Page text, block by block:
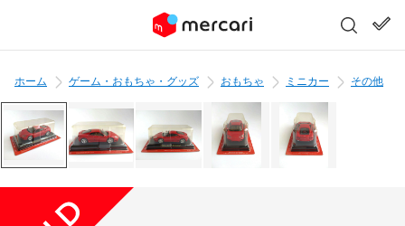
ホーム ゲーム・おもちゃ・グッズ おもちゃ ミニカー その他